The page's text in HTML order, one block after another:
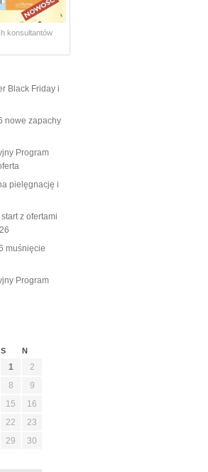
konsultantów
Black Friday i
nowe zapachy
Program
pielęgnację i
z ofertami
muśnięcie
Program
S N
1
2
8
9
15
16
22
23
29
30